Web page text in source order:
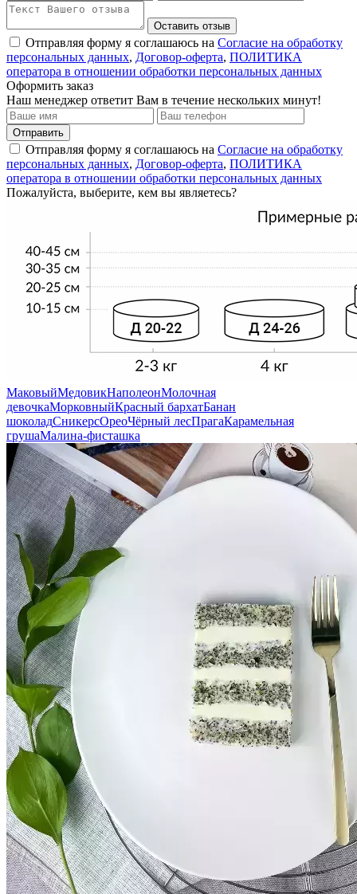
Оставить отзыв
Отправляя форму я соглашаюсь на Согласие на обработку
персональных данных, Договор-оферта, ПОЛИТИКА
оператора в отношении обработки персональных данных
Оформить заказ
Наш менеджер ответит Вам в течение нескольких минут!
Отправить
Отправляя форму я соглашаюсь на Согласие на обработку
персональных данных, Договор-оферта, ПОЛИТИКА
оператора в отношении обработки персональных данных
Пожалуйста, выберите, кем вы являетесь?
МаковыйМедовикНаполеонМолочная
девочкаМорковныйКрасный бархатБанан
шоколадСникерсОреоЧёрный лесПрагаКарамельная
грушаМалина-фисташка